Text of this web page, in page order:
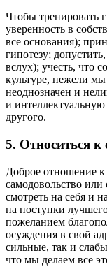
Чтобы тренировать
уверенность в
все основания);
гипотезу;
вслух); учесть, что
культуре, нежели
неоднозначен и
и
другого.
5. Относиться к
Доброе отношение
самодовольство
смотреть на себя и
на поступки
пожеланием
осуждения в свой
сильные, так и
что мы делаем все